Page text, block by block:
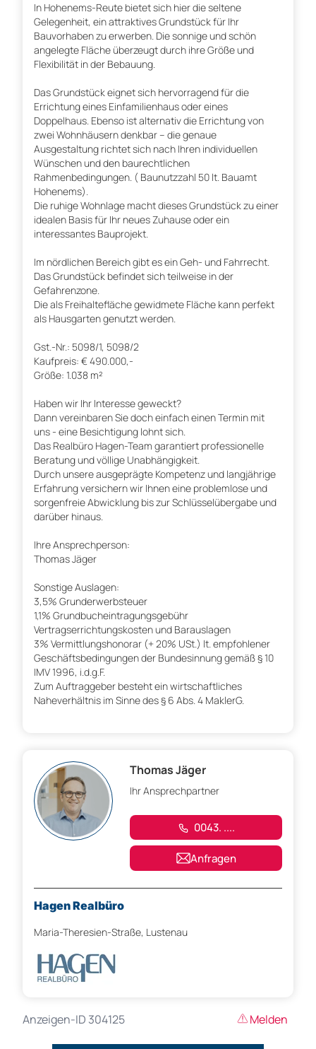
In Hohenems-Reute bietet sich hier die seltene
Gelegenheit, ein attraktives Grundstück für Ihr
Bauvorhaben zu erwerben. Die sonnige und schön
angelegte Fläche überzeugt durch ihre Größe und
Flexibilität in der Bebauung.
Das Grundstück eignet sich hervorragend für die
Errichtung eines Einfamilienhaus oder eines
Doppelhaus. Ebenso ist alternativ die Errichtung von
zwei Wohnhäusern denkbar – die genaue
Ausgestaltung richtet sich nach Ihren individuellen
Wünschen und den baurechtlichen
Rahmenbedingungen. ( Baunutzzahl 50 lt. Bauamt
Hohenems).
Die ruhige Wohnlage macht dieses Grundstück zu einer
idealen Basis für Ihr neues Zuhause oder ein
interessantes Bauprojekt.
Im nördlichen Bereich gibt es ein Geh- und Fahrrecht.
Das Grundstück befindet sich teilweise in der
Gefahrenzone.
Die als Freihaltefläche gewidmete Fläche kann perfekt
als Hausgarten genutzt werden.
Gst.-Nr.: 5098/1, 5098/2
Kaufpreis: € 490.000,-
Größe: 1.038 m²
Haben wir Ihr Interesse geweckt?
Dann vereinbaren Sie doch einfach einen Termin mit
uns - eine Besichtigung lohnt sich.
Das Realbüro Hagen-Team garantiert professionelle
Beratung und völlige Unabhängigkeit.
Durch unsere ausgeprägte Kompetenz und langjährige
Erfahrung versichern wir Ihnen eine problemlose und
sorgenfreie Abwicklung bis zur Schlüsselübergabe und
darüber hinaus.
Ihre Ansprechperson:
Thomas Jäger
Sonstige Auslagen:
3,5% Grunderwerbsteuer
1,1% Grundbucheintragungsgebühr
Vertragserrichtungskosten und Barauslagen
3% Vermittlungshonorar (+ 20% USt.) lt. empfohlener
Geschäftsbedingungen der Bundesinnung gemäß § 10
IMV 1996, i.d.g.F.
Zum Auftraggeber besteht ein wirtschaftliches
Naheverhältnis im Sinne des § 6 Abs. 4 MaklerG.
Thomas Jäger
Ihr Ansprechpartner
0043. ....
Anfragen
Hagen Realbüro
Maria-Theresien-Straße, Lustenau
Anzeigen-ID 304125 Melden